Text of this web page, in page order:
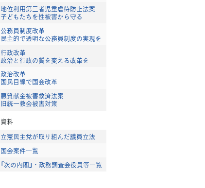
地位利用第三者児童虐待防止法案
子どもたちを性被害から守る
公務員制度改革
民主的で透明な公務員制度の実現を
行政改革
政治と行政の質を変える改革を
政治改革
国民目線で国会改革
悪質献金被害救済法案
旧統一教会被害対策
資料
立憲民主党が取り組んだ議員立法
国会案件一覧
「次の内閣」・政務調査会役員等一覧